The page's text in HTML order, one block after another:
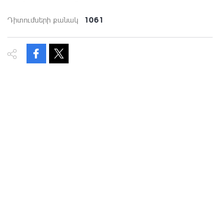
Դիտումների քանակ 1061